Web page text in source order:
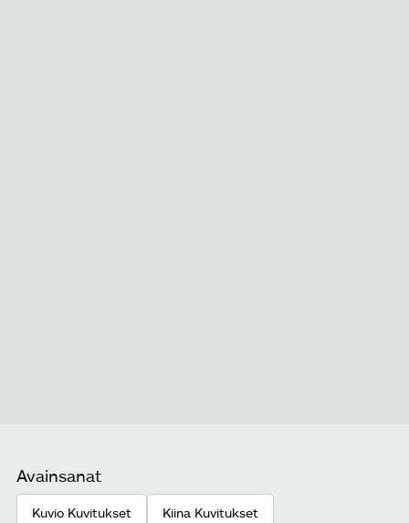
Avainsanat
Kuvio Kuvitukset Kiina Kuvitukset